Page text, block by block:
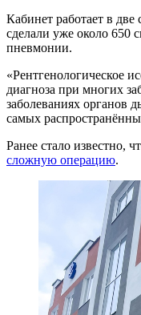
Кабинет работает в
сделали уже около 650
пневмонии.
«Рентгенологическое
диагноза при многих
заболеваниях органов
самых
Ранее стало известно,
сложную операцию.